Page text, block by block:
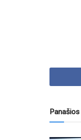
Panašios